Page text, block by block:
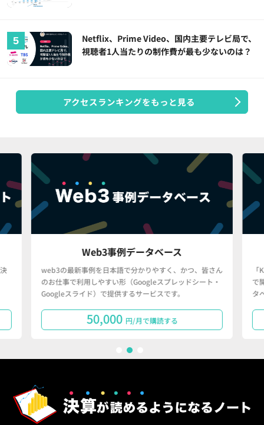
Netflix、Prime Video、国内主要テレビ局で、
視聴者1人当たりの制作費が最も少ないのは？
アクセスランキングをもっと見る
Web3事例データベース
web3の最新事例を日本語で分かりやすく、かつ、皆さん
のお仕事で利用しやすい形（Googleスプレッドシート・
Googleスライド）で提供するサービスです。
50,000 円/月で購読する
で
タ